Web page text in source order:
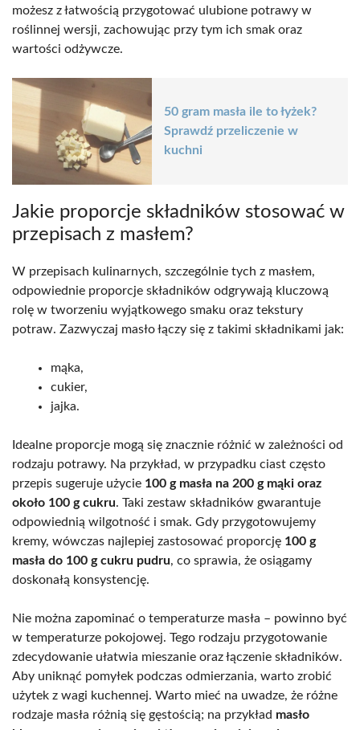
możesz z łatwością przygotować ulubione potrawy w
roślinnej wersji, zachowując przy tym ich smak oraz
wartości odżywcze.
50 gram masła ile to łyżek?
Sprawdź przeliczenie w
kuchni
Jakie proporcje składników stosować w
przepisach z masłem?
W przepisach kulinarnych, szczególnie tych z masłem,
odpowiednie proporcje składników odgrywają kluczową
rolę w tworzeniu wyjątkowego smaku oraz tekstury
potraw. Zazwyczaj masło łączy się z takimi składnikami jak:
mąka,
cukier,
jajka.
Idealne proporcje mogą się znacznie różnić w zależności od
rodzaju potrawy. Na przykład, w przypadku ciast często
przepis sugeruje użycie 100 g masła na 200 g mąki oraz
około 100 g cukru. Taki zestaw składników gwarantuje
odpowiednią wilgotność i smak. Gdy przygotowujemy
kremy, wówczas najlepiej zastosować proporcję 100 g
masła do 100 g cukru pudru, co sprawia, że osiągamy
doskonałą konsystencję.
Nie można zapominać o temperaturze masła – powinno być
w temperaturze pokojowej. Tego rodzaju przygotowanie
zdecydowanie ułatwia mieszanie oraz łączenie składników.
Aby uniknąć pomyłek podczas odmierzania, warto zrobić
użytek z wagi kuchennej. Warto mieć na uwadze, że różne
rodzaje masła różnią się gęstością; na przykład masło